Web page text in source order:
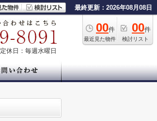
最終更新：2026年08月08日
00件
最近見た物件
00件
検討リスト
定休日：毎週水曜日